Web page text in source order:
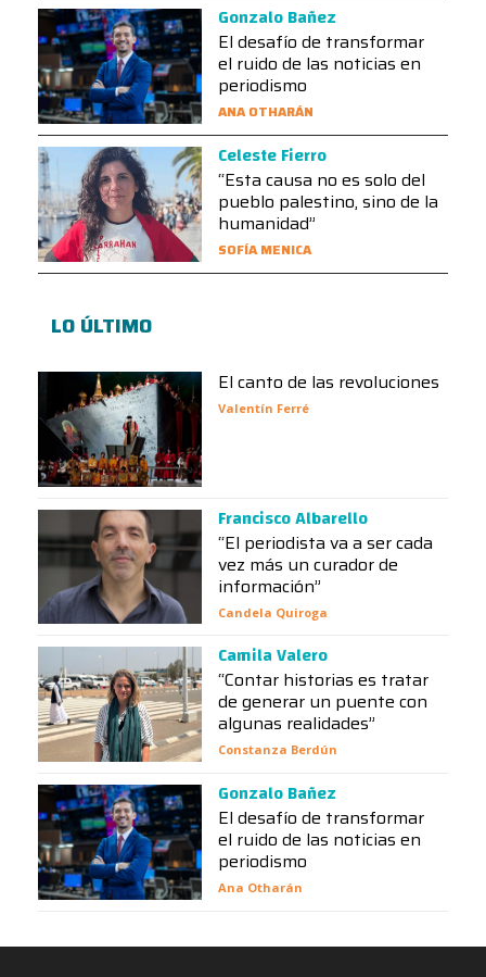
Gonzalo Bañez
El desafío de transformar
el ruido de las noticias en
periodismo
ANA OTHARÁN
Celeste Fierro
“Esta causa no es solo del
pueblo palestino, sino de la
humanidad”
SOFÍA MENICA
LO ÚLTIMO
El canto de las revoluciones
Valentín Ferré
Francisco Albarello
“El periodista va a ser cada
vez más un curador de
información”
Candela Quiroga
Camila Valero
“Contar historias es tratar
de generar un puente con
algunas realidades”
Constanza Berdún
Gonzalo Bañez
El desafío de transformar
el ruido de las noticias en
periodismo
Ana Otharán